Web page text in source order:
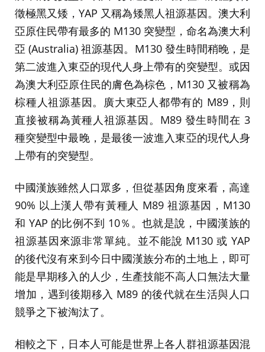
徵極黑又矮，YAP 又稱為矮黑人祖源基因。澳大利
亞原住民帶有最多的 M130 突變型，命名為澳大利
亞 (Australia) 祖源基因。M130 發生時間稍晚，是
第二波進入東亞的現代人身上帶有的突變型。或因
為澳大利亞原住民的膚色為棕色，M130 又被稱為
棕種人祖源基因。廣大東亞人都帶有的 M89，則
直接被稱為黃種人祖源基因。M89 發生時間在 3
種突變型中最晚，是最後一波進入東亞的現代人身
上帶有的突變型。
中國漢族雖然人口眾多，但從基因角度來看，高達
90% 以上漢人帶有黃種人 M89 祖源基因，M130
和 YAP 的比例不到 10％。也就是說，中國漢族的
祖源基因來源非常單純。並不能說 M130 或 YAP
的後代沒有來到今日中國漢族分布的土地上，即可
能是早期移入的人少，生產技能不高人口無法大量
增加，遇到後期移入 M89 的後代就在生活與人口
競爭之下被淘汰了。
相較之下，日本人可能是世界上各人群祖源基因混